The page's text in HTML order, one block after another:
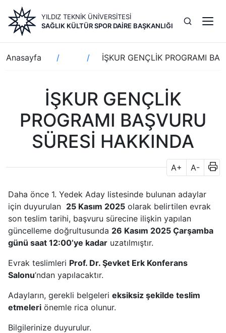
içeriğe
atla
YILDIZ TEKNİK ÜNİVERSİTESİ
SAĞLIK KÜLTÜR SPOR DAIRE BAŞKANLIĞI
Sayfa
yolu
Anasayfa İŞKUR GENÇLİK PROGRAMI
İŞKUR GENÇLİK
PROGRAMI BAŞVURU
SÜRESİ HAKKINDA
A+ A-
Daha önce 1. Yedek Aday listesinde bulunan adaylar
için duyurulan 25 Kasım 2025 olarak belirtilen evrak
son teslim tarihi, başvuru sürecine ilişkin yapılan
güncelleme doğrultusunda 26 Kasım 2025 Çarşamba
günü saat 12:00’ye kadar uzatılmıştır.
Evrak teslimleri Prof. Dr. Şevket Erk Konferans
Salonu’ndan yapılacaktır.
Adayların, gerekli belgeleri eksiksiz şekilde teslim
etmeleri önemle rica olunur.
Bilgilerinize duyurulur.